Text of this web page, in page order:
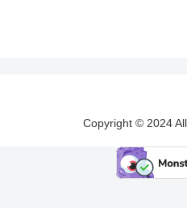
Copyright © 2024